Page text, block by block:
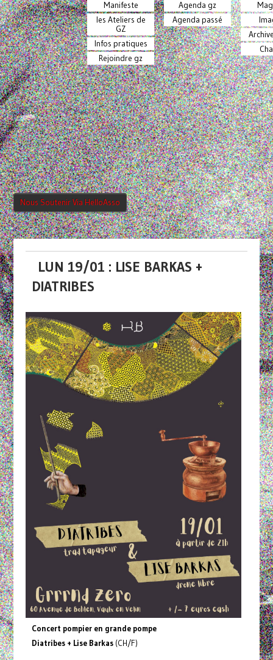
Manifeste
les Ateliers de
GZ
Infos pratiques
Rejoindre gz
Agenda gz
Agenda passé
Nous Soutenir Via HelloAsso
LUN 19/01 : LISE BARKAS +
DIATRIBES
Concert pompier en grande pompe
Diatribes + Lise Barkas (CH/F)